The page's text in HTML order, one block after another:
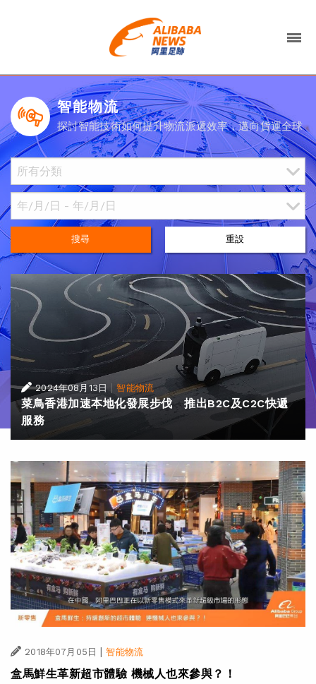
智能物流
探討智能技術如何提升物流派遞效率，邁向貨運全球
搜尋 重設
2024年08月13日 |智能物流
菜鳥香港加速本地化發展步伐 推出B2C及C2C快遞
服務
2018年07月05日 | 智能物流
盒馬鮮生革新超市體驗 機械人也來參與？！